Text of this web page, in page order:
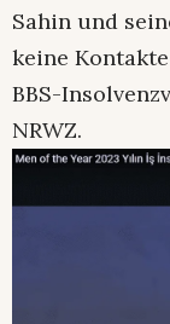
Sahin und
keine
BBS-
NRWZ.